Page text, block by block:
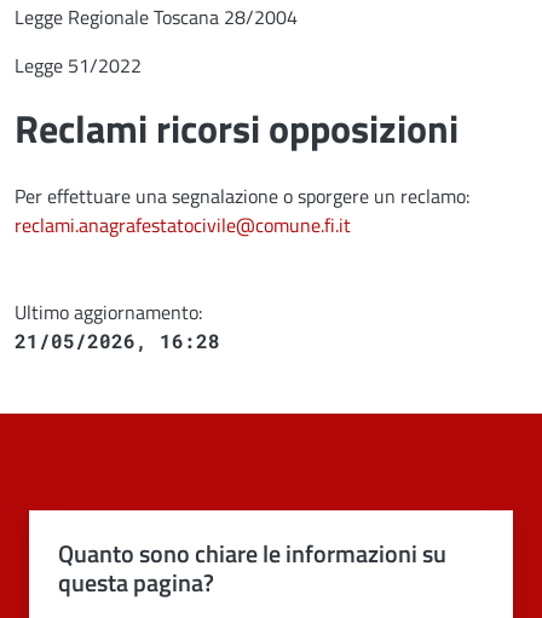
Legge Regionale Toscana 28/2004
Legge 51/2022
Reclami ricorsi opposizioni
Per effettuare una segnalazione o sporgere un reclamo:
reclami.anagrafestatocivile@comune.fi.it
Ultimo aggiornamento:
21/05/2026, 16:28
Quanto sono chiare le informazioni su
questa pagina?